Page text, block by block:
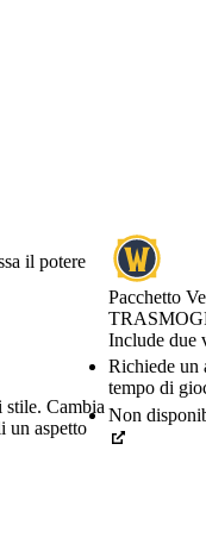
Pacchetto
Product
Include due
Prezzo
Available
Richiede un
tempo di
Non
il potere
stile. Cambia
un aspetto